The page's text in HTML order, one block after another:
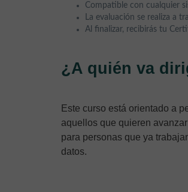
Compatible con cualquier
La evaluación se realiza a
Al finalizar, recibirás tu
¿A quién va
Este curso está orientado a
aquellos que quieren
para personas que ya
datos.